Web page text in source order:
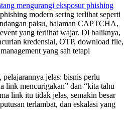
mengurangi eksposur phishing
modern sering terlihat seperti
palsu, halaman CAPTCHA,
yang terlihat wajar. Di baliknya,
kredensial, OTP, download file,
yang sah tetapi
jelas: bisnis perlu
link mencurigakan” dan “kita tahu
link itu tidak jelas, semakin besar
terlambat, dan eskalasi yang